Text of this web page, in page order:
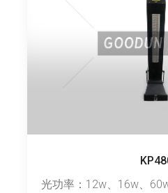
光功率：12w、16w、